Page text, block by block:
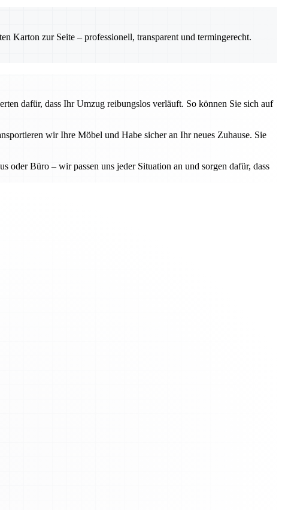
Karton zur Seite – professionell, transparent und termingerecht.
dafür, dass Ihr Umzug reibungslos verläuft. So können Sie sich auf
wir Ihre Möbel und Habe sicher an Ihr neues Zuhause. Sie
oder Büro – wir passen uns jeder Situation an und sorgen dafür, dass